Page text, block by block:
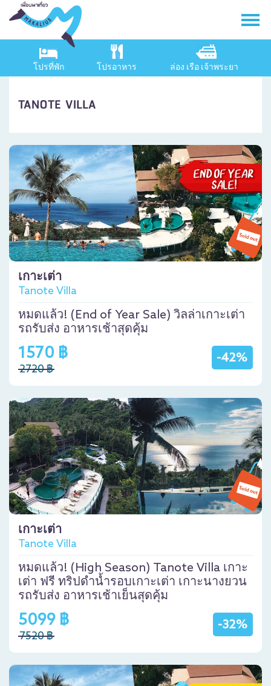
โปรที่พัก โปรอาหาร ล่อง เรือ เจ้าพระยา
TANOTE VILLA
เกาะเต่า
Tanote Villa
หมดแล้ว! (End of Year Sale) วิลล่าเกาะเต่า
รถรับส่ง อาหารเช้าสุดคุ้ม
-42%
1570 ฿
2720 ฿
เกาะเต่า
Tanote Villa
หมดแล้ว! (High Season) Tanote Villa เกาะ
เต่า ฟรี ทริปดำน้ำรอบเกาะเต่า เกาะนางยวน
รถรับส่ง อาหารเช้าเย็นสุดคุ้ม
-32%
5099 ฿
7520 ฿